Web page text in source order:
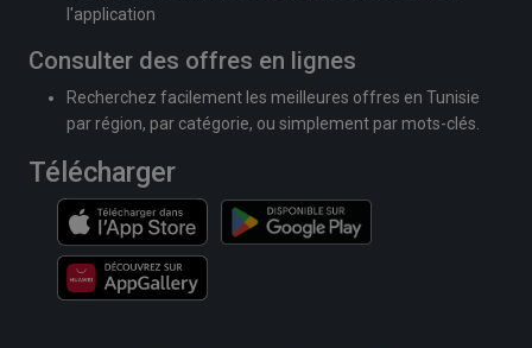
l'application
Consulter des offres en lignes
Recherchez facilement les meilleures offres en Tunisie
par région, par catégorie, ou simplement par mots-clés.
Télécharger